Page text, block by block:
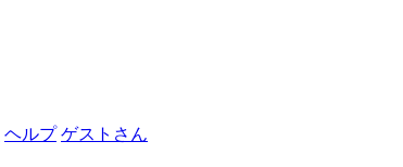
ヘルプ ゲストさん